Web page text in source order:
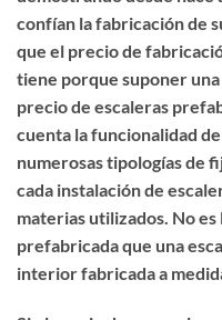
confían lafabricación de
que el precio de
tiene porque suponer
precio de escaleras
cuenta la funcionalidad
numerosas tipologías de
cada instalación de
materias utilizados. No
prefabricada que una
interior fabricada a